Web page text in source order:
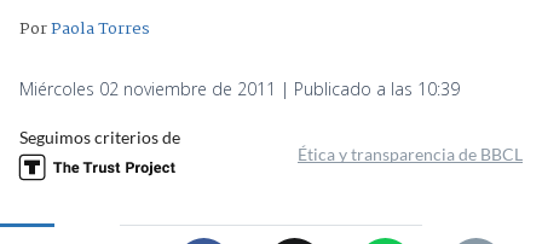
PorPaola Torres
Miércoles 02 noviembre de 2011 | Publicado a las 10:39
Seguimos criterios de
Ética y transparencia de BBCL